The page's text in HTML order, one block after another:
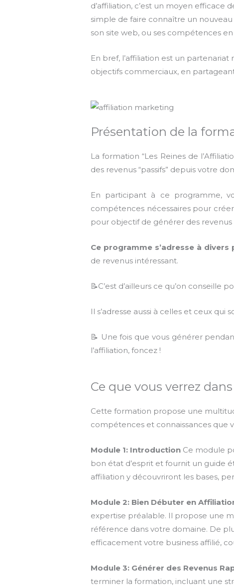
d’affiliation, c’est un moyen efficace
simple de faire connaître un
son site web, ou ses compétences
En bref, l’affiliation est un
objectifs commerciaux, en
Présentation de la
La formation “Les Reines de
des revenus “passifs” depuis votre
En participant à ce programme,
compétences nécessaires pour
pour objectif de générer des revenus
Ce programme s’adresse à divers
de revenus intéressant.
📝C’est d’ailleurs ce qu’on conseille
Il s’adresse aussi à celles et ceux
📝 Une fois que vous générer
l’affiliation, foncez !
Ce que vous verrez
Cette formation propose une
compétences et connaissances que
Module 1: Introduction Ce module
bon état d’esprit et fournit un guide
affiliation y découvriront les bases,
Module 2: Bien Débuter en
expertise préalable. Il propose une
référence dans votre domaine. De
efficacement votre business affilié,
Module 3: Générer des Revenus
terminer la formation, incluant une